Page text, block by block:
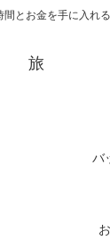
間とお金を手に入れる
旅
バ